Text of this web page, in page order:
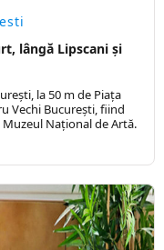
lângă Lipscani și
la 50 m de Piața
Vechi București, fiind
Muzeul Național de Artă.